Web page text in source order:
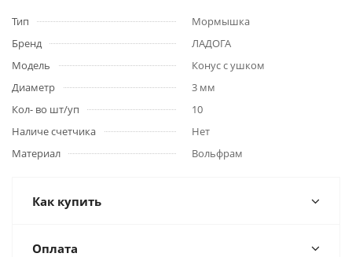
Тип
Мормышка
Бренд
ЛАДОГА
Модель
Конус с ушком
Диаметр
3 мм
Кол- во шт/уп
10
Наличе счетчика
Нет
Материал
Вольфрам
Как купить
Оплата